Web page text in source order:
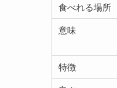
食べれる場所
意味
特徴